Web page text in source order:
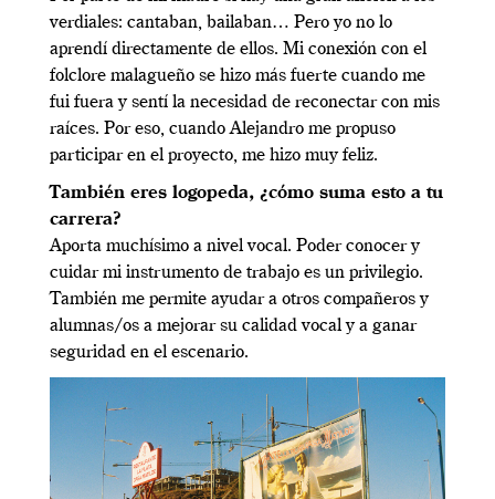
verdiales: cantaban, bailaban… Pero yo no lo
aprendí directamente de ellos. Mi conexión con el
folclore malagueño se hizo más fuerte cuando me
fui fuera y sentí la necesidad de reconectar con mis
raíces. Por eso, cuando Alejandro me propuso
participar en el proyecto, me hizo muy feliz.
También eres logopeda, ¿cómo suma esto a tu
carrera?
Aporta muchísimo a nivel vocal. Poder conocer y
cuidar mi instrumento de trabajo es un privilegio.
También me permite ayudar a otros compañeros y
alumnas/os a mejorar su calidad vocal y a ganar
seguridad en el escenario.